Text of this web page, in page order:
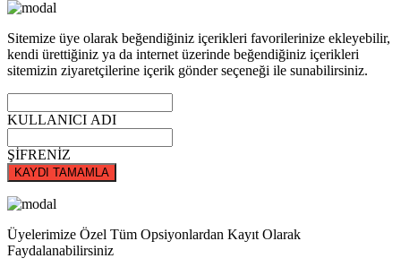
Sitemize üye olarak beğendiğiniz içerikleri favorilerinize ekleyebilir,
kendi ürettiğiniz ya da internet üzerinde beğendiğiniz içerikleri
sitemizin ziyaretçilerine içerik gönder seçeneği ile sunabilirsiniz.
KULLANICI ADI
ŞİFRENİZ
KAYDI TAMAMLA
Üyelerimize Özel Tüm Opsiyonlardan Kayıt Olarak
Faydalanabilirsiniz